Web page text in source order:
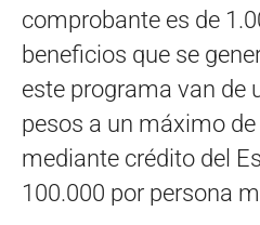
comprobante es de
beneficios que se
este programa van de
pesos a un máximo
mediante crédito del
100.000 por persona